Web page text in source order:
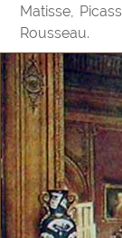
Matisse,
Rousseau.